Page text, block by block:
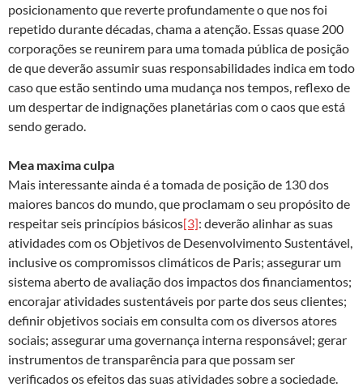
posicionamento que reverte profundamente o que nos foi
repetido durante décadas, chama a atenção. Essas quase 200
corporações se reunirem para uma tomada pública de posição
de que deverão assumir suas responsabilidades indica em todo
caso que estão sentindo uma mudança nos tempos, reflexo de
um despertar de indignações planetárias com o caos que está
sendo gerado.
Mea maxima culpa
Mais interessante ainda é a tomada de posição de 130 dos
maiores bancos do mundo, que proclamam o seu propósito de
respeitar seis princípios básicos[3]: deverão alinhar as suas
atividades com os Objetivos de Desenvolvimento Sustentável,
inclusive os compromissos climáticos de Paris; assegurar um
sistema aberto de avaliação dos impactos dos financiamentos;
encorajar atividades sustentáveis por parte dos seus clientes;
definir objetivos sociais em consulta com os diversos atores
sociais; assegurar uma governança interna responsável; gerar
instrumentos de transparência para que possam ser
verificados os efeitos das suas atividades sobre a sociedade.